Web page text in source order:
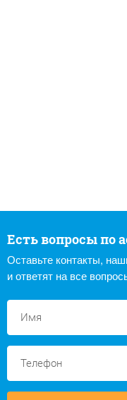
Есть вопросы по
Оставьте контакты,
и ответят на все